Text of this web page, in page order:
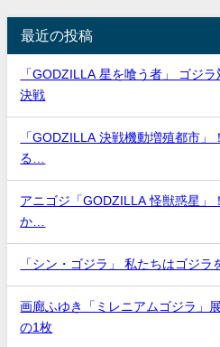
最近の投稿
「GODZILLA 星を喰う者」 ゴジ
決戦
「GODZILLA 決戦機動増殖都市
る…
アニゴジ「GODZILLA 怪獣惑星」
か…
「シン・ゴジラ」 私たちはゴジ
画廊ふゆき「ミレニアムゴジラ」
の1枚